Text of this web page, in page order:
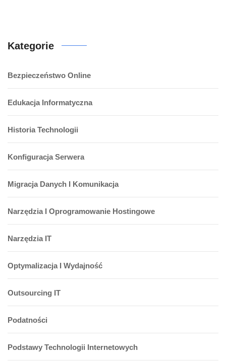
Kategorie
Bezpieczeństwo Online
Edukacja Informatyczna
Historia Technologii
Konfiguracja Serwera
Migracja Danych I Komunikacja
Narzędzia I Oprogramowanie Hostingowe
Narzędzia IT
Optymalizacja I Wydajność
Outsourcing IT
Podatności
Podstawy Technologii Internetowych